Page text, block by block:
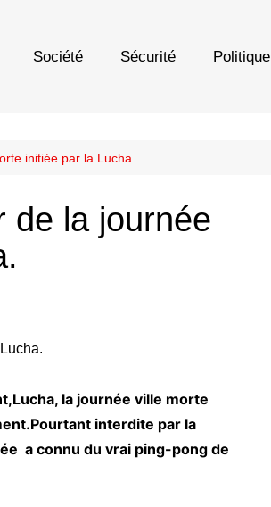
Société Sécurité Politique
initiée par la Lucha.
de la journée
la journée ville morte
interdite par la
a connu du vrai ping-pong de